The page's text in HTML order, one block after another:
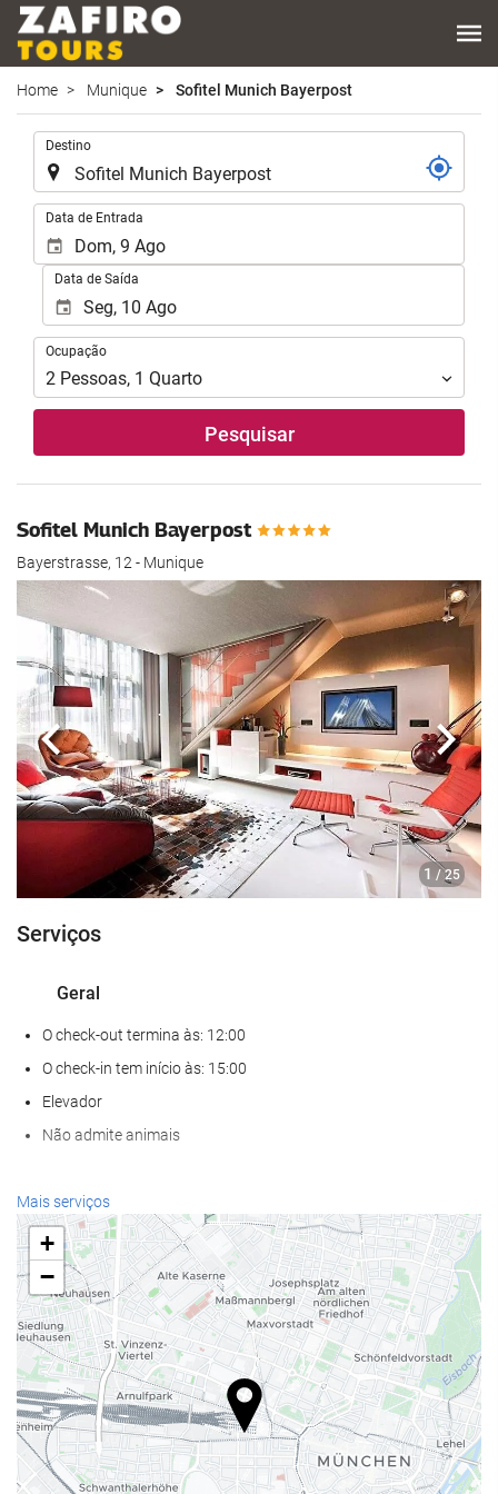
Home Munique Sofitel Munich Bayerpost
Destino
Data de Entrada
Data de Saída
Ocupação
Ocupação
2 Pessoas, 1 Quarto
Pesquisar
Sofitel Munich Bayerpost
Bayerstrasse, 12 - Munique
1 / 25
Anterior
Serviços
Geral
O check-out termina às: 12:00
O check-in tem início às: 15:00
Elevador
Não admite animais
Bem-estar
Spa
Banho turco / Sauna a vapor
Sauna
Academia
Serviços de receção
Recepção 24 horas
Depósito de bagagens
Mais serviços
+
−